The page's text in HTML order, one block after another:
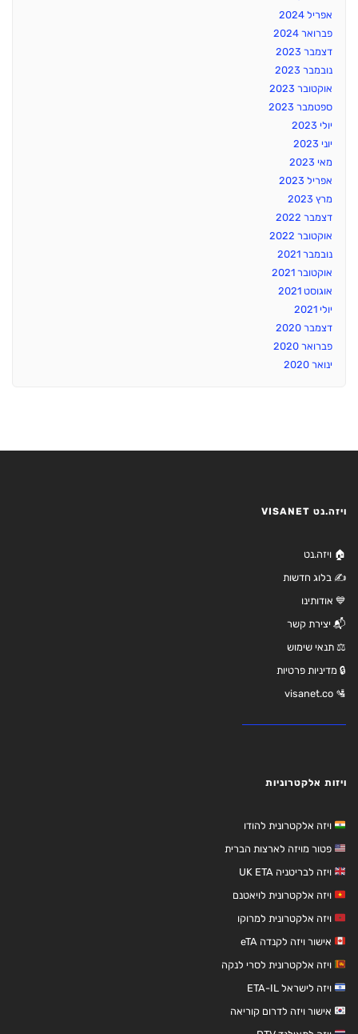
אפריל 2024
פברואר 2024
דצמבר 2023
נובמבר 2023
אוקטובר 2023
ספטמבר 2023
יולי 2023
יוני 2023
מאי 2023
אפריל 2023
מרץ 2023
דצמבר 2022
אוקטובר 2022
נובמבר 2021
אוקטובר 2021
אוגוסט 2021
יולי 2021
דצמבר 2020
פברואר 2020
ינואר 2020
ויזה.נט VISANET
🏠 ויזה.נט
✍️ בלוג חדשות
💙 אודותינו
📬 יצירת קשר
⚖️ תנאי שימוש
🔒 מדיניות פרטיות
🛂 visanet.co
ויזות אלקטרוניות
ויזה אלקטרונית להודו
פטור מויזה לארצות הברית
ויזה לבריטניה UK ETA
ויזה אלקטרונית לויאטנם
ויזה אלקטרונית למרוקו
אישור ויזה לקנדה eTA
ויזה אלקטרונית לסרי לנקה
ויזה לישראל ETA-IL
אישור ויזה לדרום קוריאה